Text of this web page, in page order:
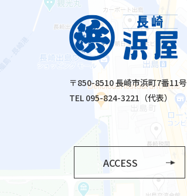
〒850-8510 長崎市浜町7番11号
TEL 095-824-3221（代表）
ACCESS